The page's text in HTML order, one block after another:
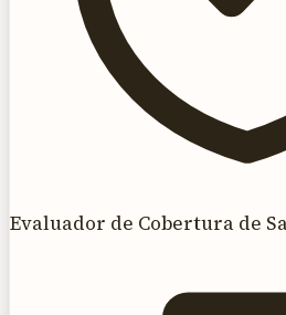
Evaluador de Cobertura de